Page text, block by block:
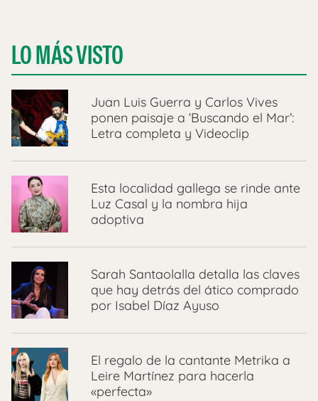
LO MÁS VISTO
Juan Luis Guerra y Carlos Vives
ponen paisaje a ‘Buscando el Mar’:
Letra completa y Videoclip
Esta localidad gallega se rinde ante
Luz Casal y la nombra hija
adoptiva
Sarah Santaolalla detalla las claves
que hay detrás del ático comprado
por Isabel Díaz Ayuso
El regalo de la cantante Metrika a
Leire Martínez para hacerla
«perfecta»